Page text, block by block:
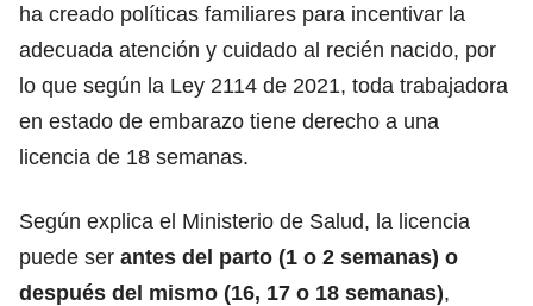
ha creado políticas familiares para incentivar la
adecuada atención y cuidado al recién nacido, por
lo que según la Ley 2114 de 2021, toda trabajadora
en estado de embarazo tiene derecho a una
licencia de 18 semanas.
Según explica el Ministerio de Salud, la licencia
puede ser antes del parto (1 o 2 semanas) o
después del mismo (16, 17 o 18 semanas),